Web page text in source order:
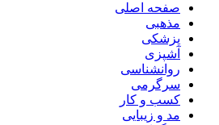
صفحه اصلی
مذهبی
پزشکی
آشپزی
روانشناسی
سرگرمی
کسب و کار
مد و زیبایی